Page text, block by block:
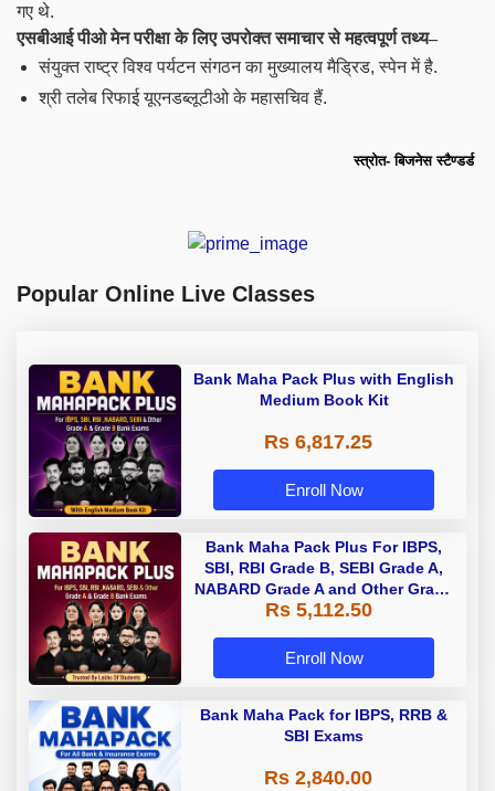
गए थे.
एसबीआई पीओ मेन परीक्षा के लिए उपरोक्त समाचार से महत्वपूर्ण तथ्य–
संयुक्त राष्ट्र विश्व पर्यटन संगठन का मुख्यालय मैड्रिड, स्पेन में है.
श्री तलेब रिफाई यूएनडब्लूटीओ के महासचिव हैं.
स्त्रोत- बिजनेस स्टैण्डर्ड
Popular Online Live Classes
Bank Maha Pack Plus with English
Medium Book Kit
Rs 6,817.25
Enroll Now
Bank Maha Pack Plus For IBPS,
SBI, RBI Grade B, SEBI Grade A,
NABARD Grade A and Other Grade
A & Grade B Bank Exams
Rs 5,112.50
Enroll Now
Bank Maha Pack for IBPS, RRB &
SBI Exams
Rs 2,840.00